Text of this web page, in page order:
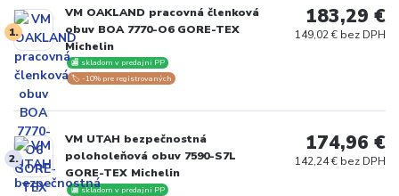
1.
VM OAKLAND pracovná členková
obuv BOA 7770-O6 GORE-TEX
Michelin
🏬 skladom v predajni PP
🏷️ -10% pre registrovaných
183,29 €
149,02 € bez DPH
2.
VM UTAH bezpečnostná
poloholeňová obuv 7590-S7L
GORE-TEX Michelin
🏬 skladom v predajni PP
174,96 €
142,24 € bez DPH